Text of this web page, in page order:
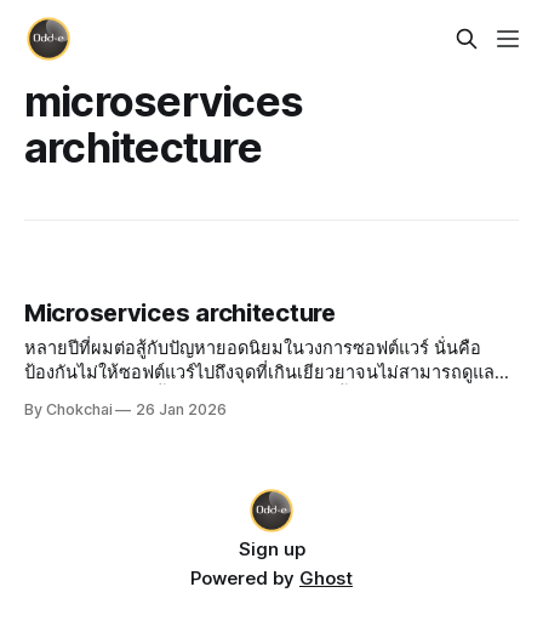
microservices
architecture
Microservices architecture
หลายปีที่ผมต่อสู้กับปัญหายอดนิยมในวงการซอฟต์แวร์ นั่นคือ
ป้องกันไม่ให้ซอฟต์แวร์ไปถึงจุดที่เกินเยียวยาจนไม่สามารถดูแลต่อ
องค์กรมาก ๆ ไม่มีใครอยากหยุดเพิ่มฟีเจอร์เป็นเวลานาน ๆ
By Chokchai 26 Jan 2026
Sign up
Powered by Ghost